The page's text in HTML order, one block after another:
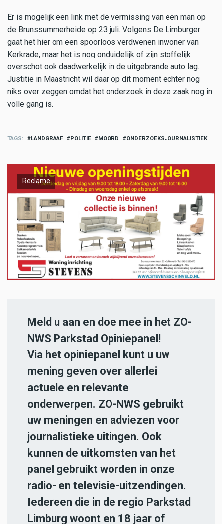
Er is mogelijk een link met de vermissing van een man op
de Brunssummerheide op 23 juli. Volgens De Limburger
gaat het hier om een spoorloos verdwenen inwoner van
Kerkrade, maar het is nog onduidelijk of zijn stoffelijk
overschot ook daadwerkelijk in de uitgebrande auto lag.
Justitie in Maastricht wil daar op dit moment echter nog
niks over zeggen omdat het onderzoek in deze zaak nog in
volle gang is.
TAGS LANDGRAAF POLITIE MOORD ONDERZOEKSJOURNALISTIEK
Reclame
Meld u aan en doe mee in het ZO-
NWS Parkstad Opiniepanel!
Via het opiniepanel kunt u uw
mening geven over allerlei
actuele en relevante
onderwerpen. ZO-NWS gebruikt
uw meningen en adviezen voor
journalistieke uitingen. Ook
kunnen de uitkomsten van het
panel gebruikt worden in onze
radio- en televisie-uitzendingen.
Iedereen die in de regio Parkstad
Limburg woont en 18 jaar of